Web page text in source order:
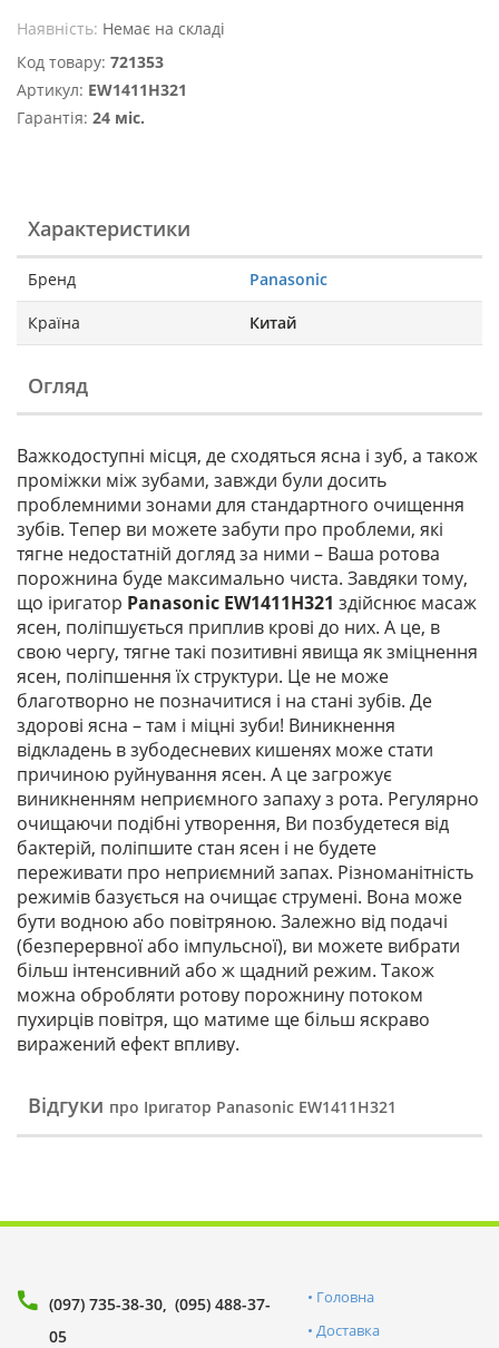
Наявність: Немає на складі
Код товару: 721353
Артикул: EW1411H321
Гарантія: 24 міс.
Характеристики
Бренд Panasonic
Країна Китай
Огляд
Важкодоступні місця, де сходяться ясна і зуб, а також
проміжки між зубами, завжди були досить
проблемними зонами для стандартного очищення
зубів. Тепер ви можете забути про проблеми, які
тягне недостатній догляд за ними – Ваша ротова
порожнина буде максимально чиста. Завдяки тому,
що іригатор Panasonic EW1411H321 здійснює масаж
ясен, поліпшується приплив крові до них. А це, в
свою чергу, тягне такі позитивні явища як зміцнення
ясен, поліпшення їх структури. Це не може
благотворно не позначитися і на стані зубів. Де
здорові ясна – там і міцні зуби! Виникнення
відкладень в зубодесневих кишенях може стати
причиною руйнування ясен. А це загрожує
виникненням неприємного запаху з рота. Регулярно
очищаючи подібні утворення, Ви позбудетеся від
бактерій, поліпшите стан ясен і не будете
переживати про неприємний запах. Різноманітність
режимів базується на очищає струмені. Вона може
бути водною або повітряною. Залежно від подачі
(безперервної або імпульсної), ви можете вибрати
більш інтенсивний або ж щадний режим. Також
можна обробляти ротову порожнину потоком
пухирців повітря, що матиме ще більш яскраво
виражений ефект впливу.
Відгуки про Іригатор Panasonic EW1411H321
(097) 735-38-30 (095) 488-37-
05
Головна
Доставка